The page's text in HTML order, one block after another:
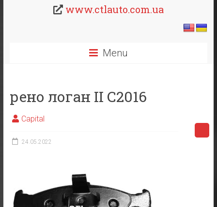
www.ctlauto.com.ua
Menu
рено логан II C2016
Capital
24.05.2022